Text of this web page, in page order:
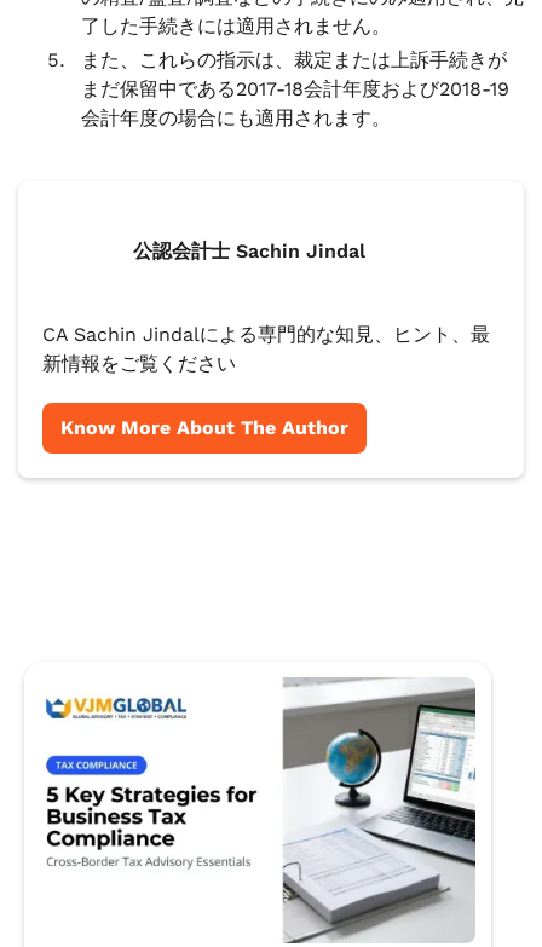
了した手続きには適用されません。
また、これらの指示は、裁定または上訴手続きが
まだ保留中である2017-18会計年度および2018-19
会計年度の場合にも適用されます。
公認会計士 Sachin Jindal
CA Sachin Jindalによる専門的な知見、ヒント、最
新情報をご覧ください
Know More About The Author